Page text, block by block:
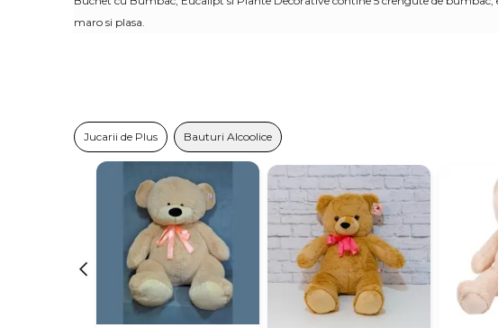
maro si plasa.
Jucarii de Plus Bauturi Alcoolice